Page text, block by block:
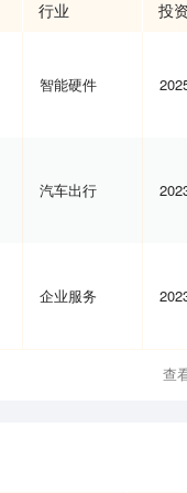
行业 投
智能硬件
汽车出行
企业服务
查